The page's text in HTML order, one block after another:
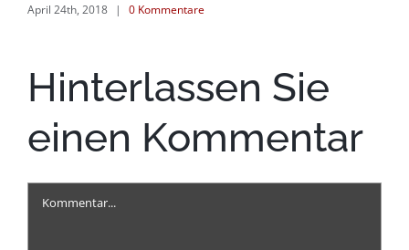
April 24th, 2018 | 0 Kommentare
Hinterlassen Sie
einen Kommentar
Kommentar